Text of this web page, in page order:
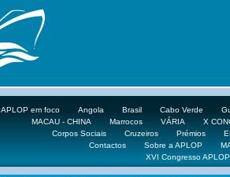
APLOP em foco Angola Brasil Cabo Verde
MACAU - CHINA
Marrocos VÁRIA
X
Corpos Sociais
Cruzeiros Prémios
Contactos
Sobre a APLOP
XVI Congresso APLOP